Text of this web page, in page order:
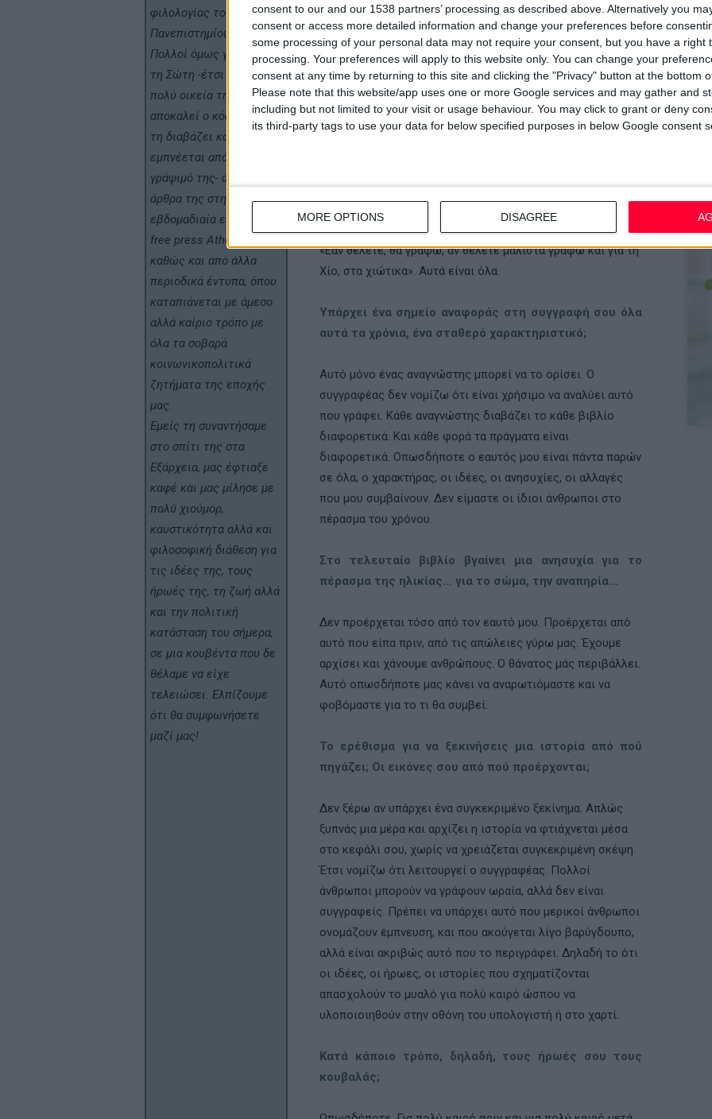
consent to our and our 1538 partners’ processing as described above. Alternatively you
consent or access more detailed information and change your preferences before
some processing of your personal data may not require your consent, but you have a right
processing. Your preferences will apply to this website only. You can change your
consent at any time by returning to this site and clicking the "Privacy" button at the bottom
Please note that this website/app uses one or more Google services and may gather and
including but not limited to your visit or usage behaviour. You may click to grant or deny
its third-party tags to use your data for below specified purposes in below Google consent
MORE OPTIONS DISAGREE
φιλολογίας του
Πανεπιστημίου Αθηνών.
Πολλοί όμως γνωρίζουν
τη Σώτη -έτσι όπως
πολύ οικεία την
αποκαλεί ο κόσμος που
τη διαβάζει και
εμπνέεται από το
γράψιμό της- από τα
άρθρα της στην
εβδομαδιαία εφημερίδα
free press Athens Voice,
καθώς και από άλλα
περιοδικά έντυπα, όπου
καταπιάνεται με άμεσο
αλλά καίριο τρόπο με
όλα τα σοβαρά
κοινωνικοπολιτικά
ζητήματα της εποχής
μας.
Εμείς τη συναντήσαμε
στο σπίτι της στα
Εξάρχεια, μας έφτιαξε
καφέ και μας μίλησε με
πολύ χιούμορ,
καυστικότητα αλλά και
φιλοσοφική διάθεση για
τις ιδέες της, τους
ήρωές της, τη ζωή αλλά
και την πολιτική
κατάσταση του σήμερα,
σε μια κουβέντα που δε
θέλαμε να είχε
τελειώσει. Ελπίζουμε
ότι θα συμφωνήσετε
μαζί μας!
Δεν ήταν ακριβώς θεατρικό. Ήταν ένα µικρό βιβλιαράκι που
είχα γράψει για τους Χιώτες, µε τίτλο «Πιτσιµπούργκο».
Μου είχαν ζητήσει να γράψω ένα βιβλίο για τη Χίο και για
τη χιώτικη διάλεκτο, το οποίο προέκυψε ως
επιστολογραφική νουβέλα. Έτσι ανέβηκε στο θέατρο από
πέρυσι και παίζεται ένα χρόνο τώρα. Πρόκειται για την
1914, ένα γεγονός που έχει ξεχαστεί. Κοντολογίς, το
Μου είπαν: «Γιατί δε γράφεις για την Ελλάδα;» Και απάντησα:
«Εάν θέλετε, θα γράψω, αν θέλετε μάλιστα γράφω και για τη
Χίο, στα χιώτικα». Αυτά είναι όλα.
Υπάρχει ένα σηµείο αναφοράς στη συγγραφή σου όλα
αυτά τα χρόνια, ένα σταθερό χαρακτηριστικό;
Αυτό µόνο ένας αναγνώστης µπορεί να το ορίσει. Ο
συγγραφέας δεν νοµίζω ότι είναι χρήσιµο να αναλύει αυτό
που γράφει. Κάθε αναγνώστης διαβάζει το κάθε βιβλίο
διαφορετικά. Και κάθε φορά τα πράγµατα είναι
διαφορετικά. Οπωσδήποτε ο εαυτός µου είναι πάντα παρών
σε όλα, ο χαρακτήρας, οι ιδέες, οι ανησυχίες, οι αλλαγές
που µου συµβαίνουν. Δεν είµαστε οι ίδιοι άνθρωποι στο
πέρασμα του χρόνου.
Στο τελευταίο βιβλίο βγαίνει µια ανησυχία για το
πέρασµα της ηλικίας… για το σώµα, την αναπηρία…
Δεν προέρχεται τόσο από τον εαυτό µου. Προέρχεται από
αυτό που είπα πριν, από τις απώλειες γύρω µας. Έχουµε
αρχίσει και χάνουµε ανθρώπους. Ο θάνατος μάς περιβάλλει.
Αυτό οπωσδήποτε µας κάνει να αναρωτιόµαστε και να
φοβόµαστε για το τι θα συµβεί.
Το ερέθισµα για να ξεκινήσεις µια ιστορία από πού
πηγάζει; Οι εικόνες σου από πού προέρχονται;
Δεν ξέρω αν υπάρχει ένα συγκεκριµένο ξεκίνηµα. Απλώς
ξυπνάς µια µέρα και αρχίζει η ιστορία να φτιάχνεται µέσα
στο κεφάλι σου, χωρίς να χρειάζεται συγκεκριµένη σκέψη.
Έτσι νοµίζω ότι λειτουργεί ο συγγραφέας. Πολλοί
άνθρωποι µπορούν να γράφουν ωραία, αλλά δεν είναι
συγγραφείς. Πρέπει να υπάρχει αυτό που µερικοί άνθρωποι
ονοµάζουν έµπνευση, και που ακούγεται λίγο βαρύγδουπο,
αλλά είναι ακριβώς αυτό που το περιγράφει. Δηλαδή το ότι
οι ιδέες, οι ήρωες, οι ιστορίες που σχηµατίζονται
απασχολούν το µυαλό για πολύ καιρό ώσπου να
υλοποιοιηθούν στην οθόνη του υπολογιστή ή στο χαρτί.
Κατά κάποιο τρόπο, δηλαδή, τους ήρωές σου τους
κουβαλάς;